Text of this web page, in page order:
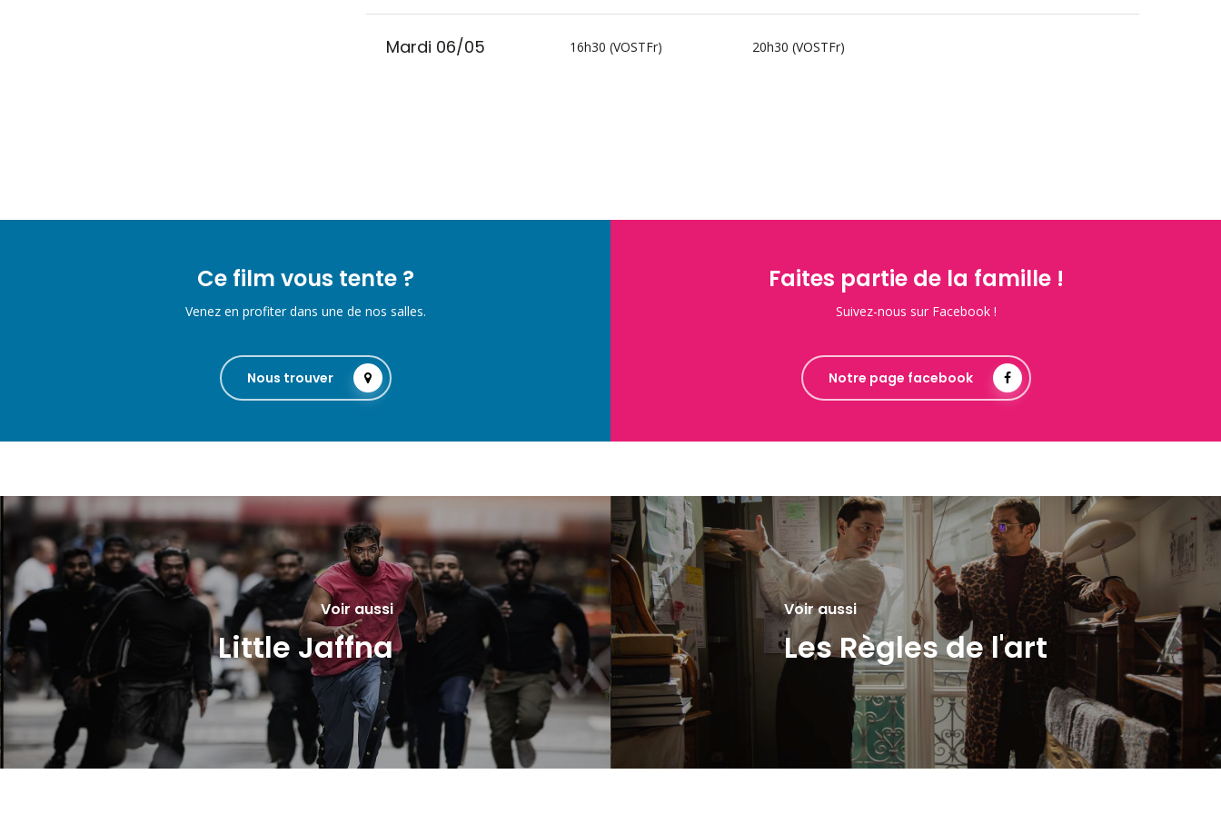
Mardi 06/05 16h30 (VOSTFr) 20h30 (VOSTFr)
Ce film vous tente ?
Venez en profiter dans une de nos salles.
Nous trouver
Faites partie de la famille !
Suivez-nous sur Facebook !
Notre page facebook
Voir aussi
Little Jaffna
Voir aussi
Les Règles de l'art